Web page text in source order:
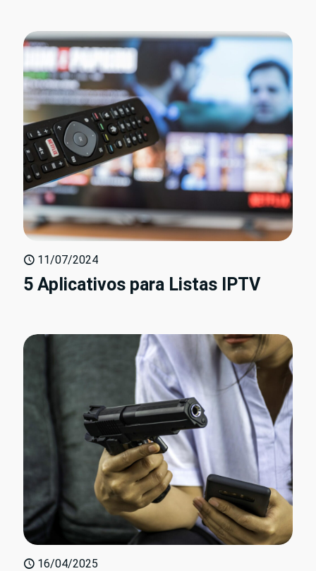
11/07/2024
5 Aplicativos para Listas IPTV
16/04/2025